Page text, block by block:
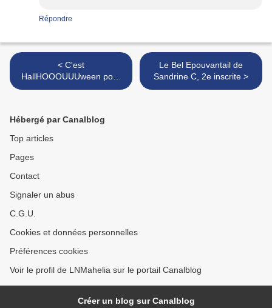
Répondre
< C'est
HallHOOOUUUween pour
Francine, 18e inscrite
Le Bel Epouvantail de
Sandrine C, 2e inscrite >
Hébergé par Canalblog
Top articles
Pages
Contact
Signaler un abus
C.G.U.
Cookies et données personnelles
Préférences cookies
Voir le profil de LNMahelia sur le portail Canalblog
Créer un blog sur Canalblog